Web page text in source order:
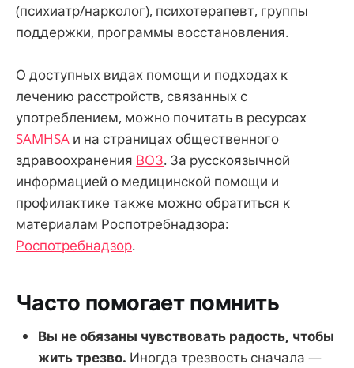
(психиатр/нарколог), психотерапевт, группы
поддержки, программы восстановления.
О доступных видах помощи и подходах к
лечению расстройств, связанных с
употреблением, можно почитать в ресурсах
SAMHSA и на страницах общественного
здравоохранения ВОЗ. За русскоязычной
информацией о медицинской помощи и
профилактике также можно обратиться к
материалам Роспотребнадзора:
Роспотребнадзор.
Часто помогает помнить
Вы не обязаны чувствовать радость, чтобы
жить трезво. Иногда трезвость сначала —